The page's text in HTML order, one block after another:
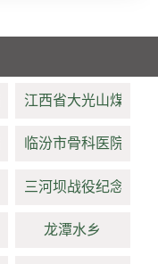
江西省大光山煤矿职
临汾市骨科医院
三河坝战役纪念馆
龙潭水乡